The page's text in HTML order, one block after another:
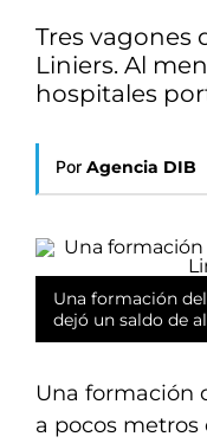
Tres vagones
Liniers. Al
hospitales
Por Agencia DIB
Una formación
dejó un saldo de
Una formación
a pocos metros